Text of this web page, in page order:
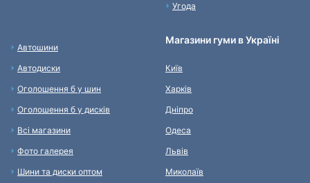
Угода
Автошини
Автодиски
Оголошення б у шин
Оголошення б у дисків
Всі магазини
Фото галерея
Шини та диски оптом
Магазини гуми в Україні
Київ
Харків
Дніпро
Одеса
Львів
Миколаїв